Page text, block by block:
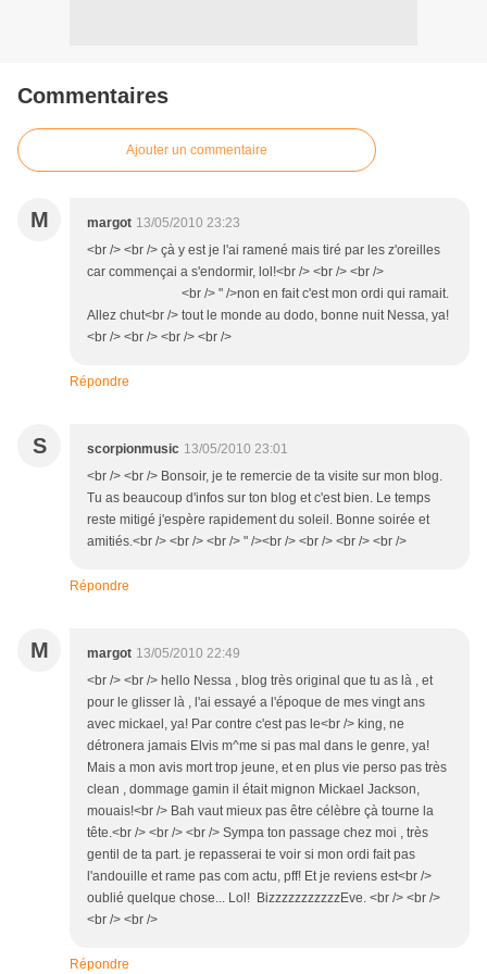
Commentaires
Ajouter un commentaire
M margot 13/05/2010 23:23
<br /> <br /> çà y est je l'ai ramené mais tiré par les z'oreilles
car commençai a s'endormir, lol!<br /> <br /> <br />
<br /> " />non en fait c'est mon ordi qui ramait.
Allez chut<br /> tout le monde au dodo, bonne nuit Nessa, ya!
<br /> <br /> <br /> <br />
Répondre
S scorpionmusic 13/05/2010 23:01
<br /> <br /> Bonsoir, je te remercie de ta visite sur mon blog.
Tu as beaucoup d'infos sur ton blog et c'est bien. Le temps
reste mitigé j'espère rapidement du soleil. Bonne soirée et
amitiés.<br /> <br /> <br /> " /><br /> <br /> <br /> <br />
Répondre
M margot 13/05/2010 22:49
<br /> <br /> hello Nessa , blog très original que tu as là , et
pour le glisser là , l'ai essayé a l'époque de mes vingt ans
avec mickael, ya! Par contre c'est pas le<br /> king, ne
détronera jamais Elvis m^me si pas mal dans le genre, ya!
Mais a mon avis mort trop jeune, et en plus vie perso pas très
clean , dommage gamin il était mignon Mickael Jackson,
mouais!<br /> Bah vaut mieux pas être célèbre çà tourne la
tête.<br /> <br /> <br /> Sympa ton passage chez moi , très
gentil de ta part. je repasserai te voir si mon ordi fait pas
l'andouille et rame pas com actu, pff! Et je reviens est<br />
oublié quelque chose... Lol! BizzzzzzzzzzzEve. <br /> <br />
<br /> <br />
Répondre